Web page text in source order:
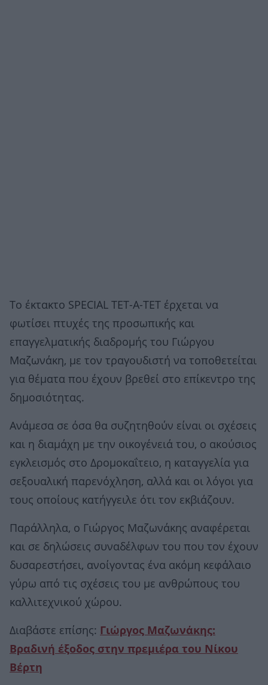
Το έκτακτο SPECIAL ΤΕΤ-Α-ΤΕΤ έρχεται να
φωτίσει πτυχές της προσωπικής και
επαγγελματικής διαδρομής του Γιώργου
Μαζωνάκη, με τον τραγουδιστή να τοποθετείται
για θέματα που έχουν βρεθεί στο επίκεντρο της
δημοσιότητας.
Ανάμεσα σε όσα θα συζητηθούν είναι οι σχέσεις
και η διαμάχη με την οικογένειά του, ο ακούσιος
εγκλεισμός στο Δρομοκαΐτειο, η καταγγελία για
σεξουαλική παρενόχληση, αλλά και οι λόγοι για
τους οποίους κατήγγειλε ότι τον εκβιάζουν.
Παράλληλα, ο Γιώργος Μαζωνάκης αναφέρεται
και σε δηλώσεις συναδέλφων του που τον έχουν
δυσαρεστήσει, ανοίγοντας ένα ακόμη κεφάλαιο
γύρω από τις σχέσεις του με ανθρώπους του
καλλιτεχνικού χώρου.
Διαβάστε επίσης: Γιώργος Μαζωνάκης:
Βραδινή έξοδος στην πρεμιέρα του Νίκου
Βέρτη